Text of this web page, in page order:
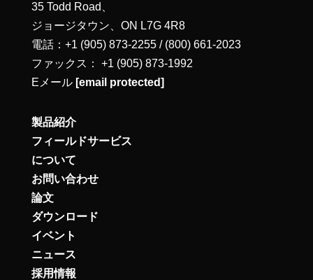
35 Todd Road、
ジョージタウン、ON L7G 4R8
電話：+1 (905) 873-2255 / (800) 661-2023
ファックス： +1 (905) 873-1992
Eメール [email protected]
製品紹介
フィールドサービス
について
お問い合わせ
論文
ダウンロード
イベント
ニュース
採用情報